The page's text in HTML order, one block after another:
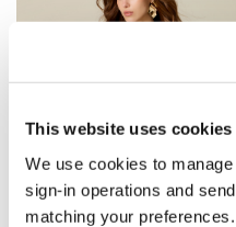
This website uses cookies
We use cookies to
sign-in operations and
matching your